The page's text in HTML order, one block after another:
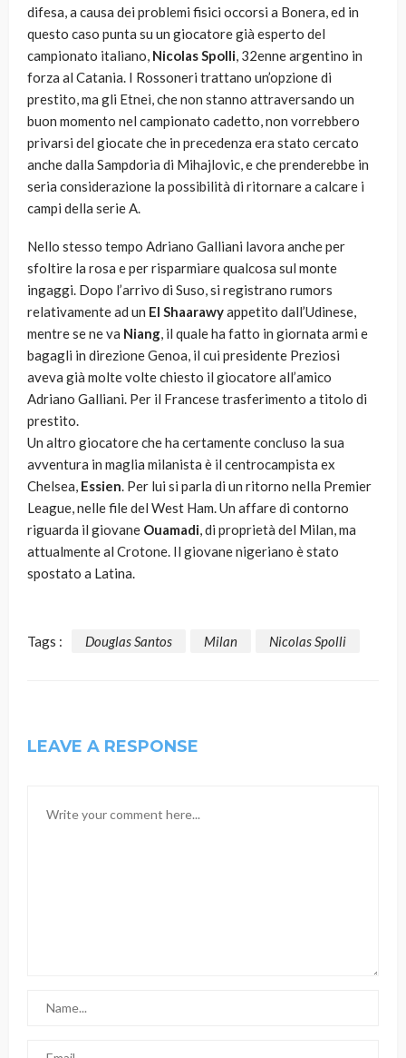
difesa, a causa dei problemi fisici occorsi a Bonera, ed in
questo caso punta su un giocatore già esperto del
campionato italiano, Nicolas Spolli, 32enne argentino in
forza al Catania. I Rossoneri trattano un’opzione di
prestito, ma gli Etnei, che non stanno attraversando un
buon momento nel campionato cadetto, non vorrebbero
privarsi del giocate che in precedenza era stato cercato
anche dalla Sampdoria di Mihajlovic, e che prenderebbe in
seria considerazione la possibilità di ritornare a calcare i
campi della serie A.
Nello stesso tempo Adriano Galliani lavora anche per
sfoltire la rosa e per risparmiare qualcosa sul monte
ingaggi. Dopo l’arrivo di Suso, si registrano rumors
relativamente ad un El Shaarawyappetito dall’Udinese,
mentre se ne va Niang, il quale ha fatto in giornata armi e
bagagli in direzione Genoa, il cui presidente Preziosi
aveva già molte volte chiesto il giocatore all’amico
Adriano Galliani. Per il Francese trasferimento a titolo di
prestito.
Un altro giocatore che ha certamente concluso la sua
avventura in maglia milanista è il centrocampista ex
Chelsea, Essien. Per lui si parla di un ritorno nella Premier
League, nelle file del West Ham. Un affare di contorno
riguarda il giovane Ouamadi, di proprietà del Milan, ma
attualmente al Crotone. Il giovane nigeriano è stato
spostato a Latina.
Tags : Douglas Santos Milan Nicolas Spolli
LEAVE A RESPONSE